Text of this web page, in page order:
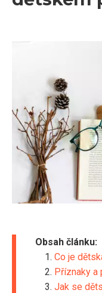
Obsah článku:
Co je
Příznaky a
Jak se